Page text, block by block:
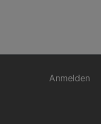
Anmelden